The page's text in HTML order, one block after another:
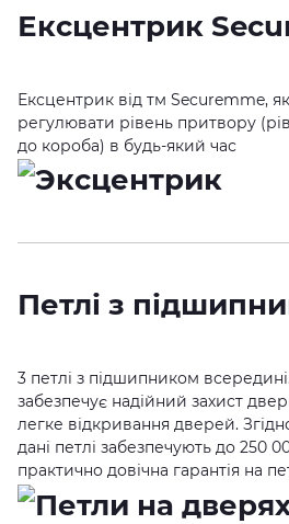
Ексцентрик
Ексцентрик від тм Securemme,
регулювати рівень притвору
до короба) в будь-який час
Петлі з
3 петлі з підшипником
забезпечує надійний захист
легке відкривання дверей.
дані петлі забезпечують до 250
практично довічна гарантія на